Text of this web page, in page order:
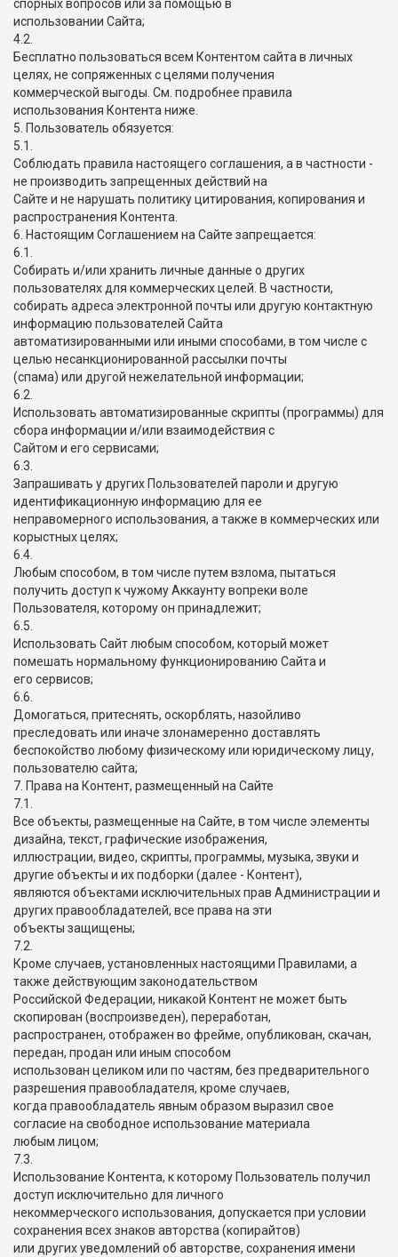
спорных вопросов или за помощью в
использовании Сайта;
4.2.
Бесплатно пользоваться всем Контентом сайта в личных
целях, не сопряженных с целями получения
коммерческой выгоды. См. подробнее правила
использования Контента ниже.
5. Пользователь обязуется:
5.1.
Соблюдать правила настоящего соглашения, а в частности -
не производить запрещенных действий на
Сайте и не нарушать политику цитирования, копирования и
распространения Контента.
6. Настоящим Соглашением на Сайте запрещается:
6.1.
Собирать и/или хранить личные данные о других
пользователях для коммерческих целей. В частности,
собирать адреса электронной почты или другую контактную
информацию пользователей Сайта
автоматизированными или иными способами, в том числе с
целью несанкционированной рассылки почты
(спама) или другой нежелательной информации;
6.2.
Использовать автоматизированные скрипты (программы) для
сбора информации и/или взаимодействия с
Сайтом и его сервисами;
6.3.
Запрашивать у других Пользователей пароли и другую
идентификационную информацию для ее
неправомерного использования, а также в коммерческих или
корыстных целях;
6.4.
Любым способом, в том числе путем взлома, пытаться
получить доступ к чужому Аккаунту вопреки воле
Пользователя, которому он принадлежит;
6.5.
Использовать Сайт любым способом, который может
помешать нормальному функционированию Сайта и
его сервисов;
6.6.
Домогаться, притеснять, оскорблять, назойливо
преследовать или иначе злонамеренно доставлять
беспокойство любому физическому или юридическому лицу,
пользователю сайта;
7. Права на Контент, размещенный на Сайте
7.1.
Все объекты, размещенные на Сайте, в том числе элементы
дизайна, текст, графические изображения,
иллюстрации, видео, скрипты, программы, музыка, звуки и
другие объекты и их подборки (далее - Контент),
являются объектами исключительных прав Администрации и
других правообладателей, все права на эти
объекты защищены;
7.2.
Кроме случаев, установленных настоящими Правилами, а
также действующим законодательством
Российской Федерации, никакой Контент не может быть
скопирован (воспроизведен), переработан,
распространен, отображен во фрейме, опубликован, скачан,
передан, продан или иным способом
использован целиком или по частям, без предварительного
разрешения правообладателя, кроме случаев,
когда правообладатель явным образом выразил свое
согласие на свободное использование материала
любым лицом;
7.3.
Использование Контента, к которому Пользователь получил
доступ исключительно для личного
некоммерческого использования, допускается при условии
сохранения всех знаков авторства (копирайтов)
или других уведомлений об авторстве, сохранения имени